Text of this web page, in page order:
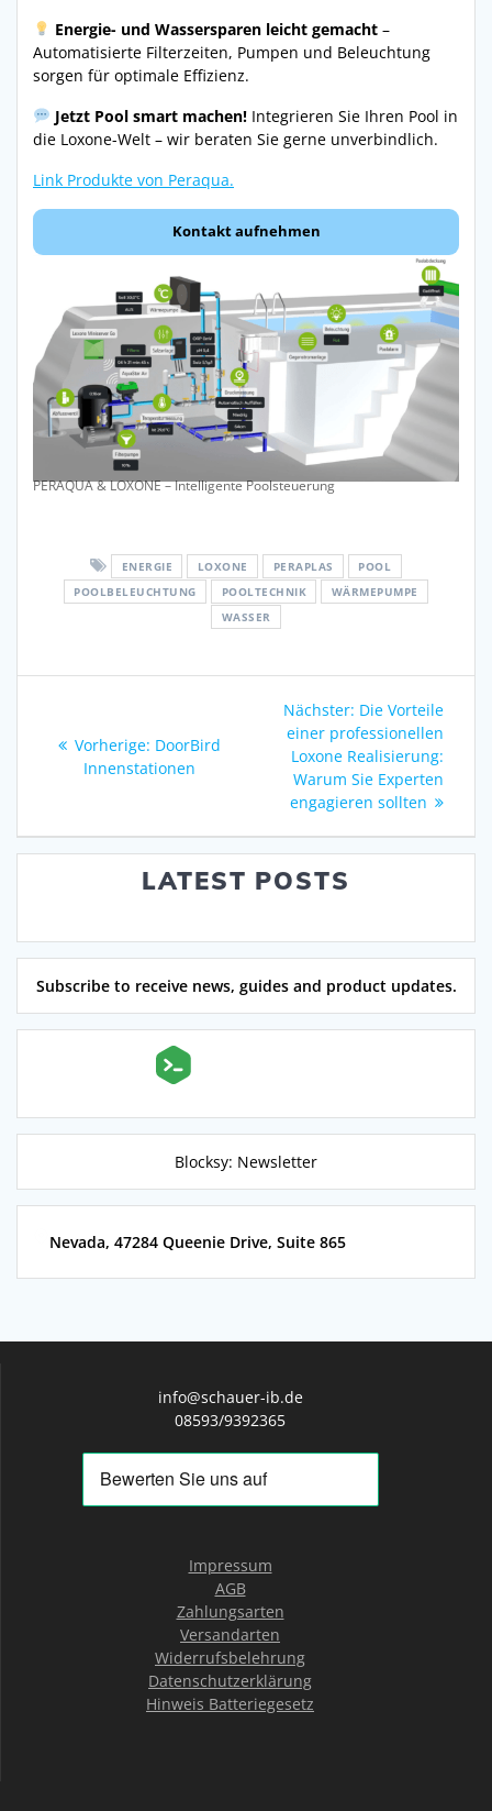
Energie- und Wassersparen leicht gemacht–
Automatisierte Filterzeiten, Pumpen und Beleuchtung
sorgen für optimale Effizienz.
Jetzt Pool smart machen!Integrieren Sie Ihren Pool in
die Loxone-Welt – wir beraten Sie gerne unverbindlich.
Link Produkte von Peraqua.
Kontakt aufnehmen
PERAQUA & LOXONE – Intelligente Poolsteuerung
ENERGIE LOXONE PERAPLAS
POOL
POOLBELEUCHTUNG
POOLTECHNIK
WÄRMEPUMPE
WASSER
Beitragsnavigation
Vorherige: Vorheriger
Beitrag:
DoorBird
Innenstationen
Nächster: Nächster
Beitrag:
Die Vorteile
einer professionellen
Loxone Realisierung:
Warum Sie Experten
engagieren sollten
LATEST POSTS
Subscribe to receive news, guides and product updates.
Blocksy: Newsletter
Nevada, 47284 Queenie Drive, Suite 865
info@schauer-ib.de
08593/9392365
Impressum
AGB
Zahlungsarten
Versandarten
Widerrufsbelehrung
Datenschutzerklärung
Hinweis Batteriegesetz